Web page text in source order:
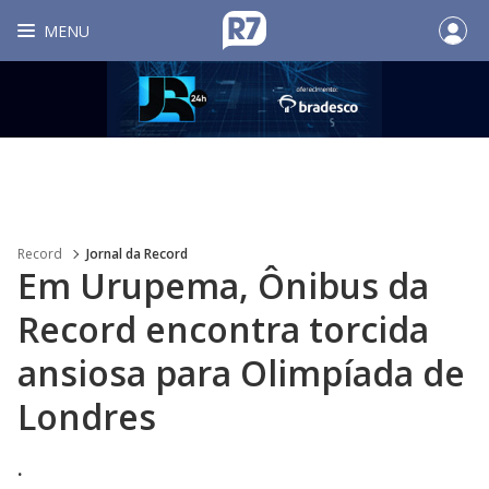
MENU
Record Jornal da Record
Em Urupema, Ônibus da
Record encontra torcida
ansiosa para Olimpíada de
Londres
.